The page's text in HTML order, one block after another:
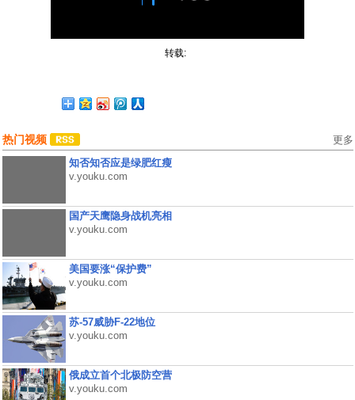
转载:
热门视频 更多
知否知否应是绿肥红瘦
v.youku.com
国产天鹰隐身战机亮相
v.youku.com
美国要涨“保护费”
v.youku.com
苏-57威胁F-22地位
v.youku.com
俄成立首个北极防空营
v.youku.com